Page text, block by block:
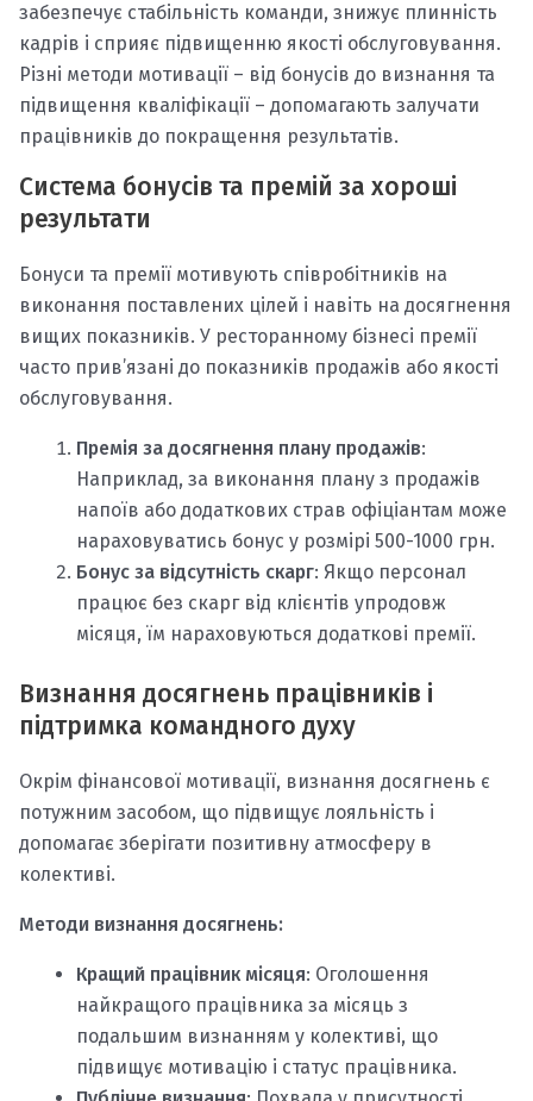
забезпечує стабільність команди, знижує плинність
кадрів і сприяє підвищенню якості обслуговування.
Різні методи мотивації – від бонусів до визнання та
підвищення кваліфікації – допомагають залучати
працівників до покращення результатів.
Система бонусів та премій за хороші
результати
Бонуси та премії мотивують співробітників на
виконання поставлених цілей і навіть на досягнення
вищих показників. У ресторанному бізнесі премії
часто прив’язані до показників продажів або якості
обслуговування.
Премія за досягнення плану продажів:
Наприклад, за виконання плану з продажів
напоїв або додаткових страв офіціантам може
нараховуватись бонус у розмірі 500-1000 грн.
Бонус за відсутність скарг: Якщо персонал
працює без скарг від клієнтів упродовж
місяця, їм нараховуються додаткові премії.
Визнання досягнень працівників і
підтримка командного духу
Окрім фінансової мотивації, визнання досягнень є
потужним засобом, що підвищує лояльність і
допомагає зберігати позитивну атмосферу в
колективі.
Методи визнання досягнень:
Кращий працівник місяця: Оголошення
найкращого працівника за місяць з
подальшим визнанням у колективі, що
підвищує мотивацію і статус працівника.